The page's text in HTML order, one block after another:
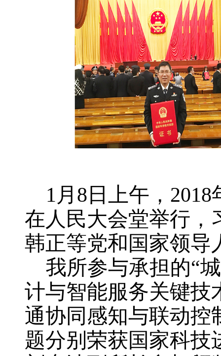
1 月 8 日上午， 2018
在人民大会堂举行，
韩正等党和国家领导
我所参与承担的“
计与智能服务关键技
通协同感知与联动控
题分别荣获国家科技